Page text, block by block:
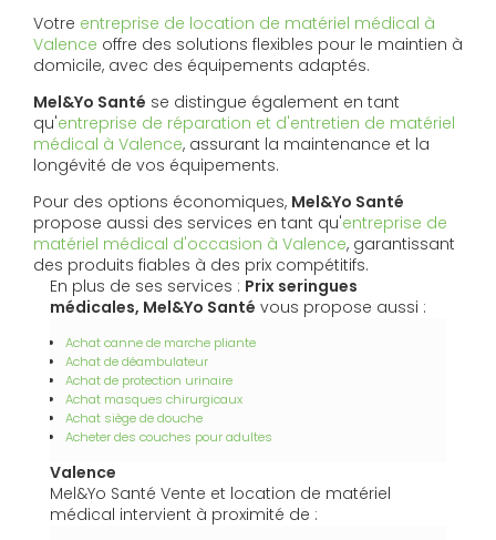
Votre entreprise de location de matériel médical à
Valence offre des solutions flexibles pour le maintien à
domicile, avec des équipements adaptés.
Mel&Yo Santé se distingue également en tant
qu'entreprise de réparation et d'entretien de matériel
médical à Valence, assurant la maintenance et la
longévité de vos équipements.
Pour des options économiques, Mel&Yo Santé
propose aussi des services en tant qu'entreprise de
matériel médical d'occasion à Valence, garantissant
des produits fiables à des prix compétitifs.
En plus de ses services : Prix seringues
médicales, Mel&Yo Santé vous propose aussi :
Achat canne de marche pliante
Achat de déambulateur
Achat de protection urinaire
Achat masques chirurgicaux
Achat siège de douche
Acheter des couches pour adultes
Valence
Mel&Yo Santé Vente et location de matériel
médical intervient à proximité de :